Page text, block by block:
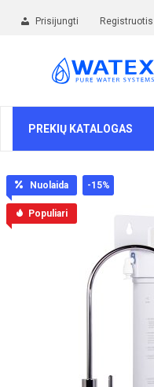
Prisijungti Registruotis
PREKIŲ KATALOGAS
Nuolaida -15%
Populiari